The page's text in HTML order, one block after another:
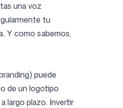
una voz
tu
Y como sabemos,
puede
de un logotipo
largo plazo. Invertir